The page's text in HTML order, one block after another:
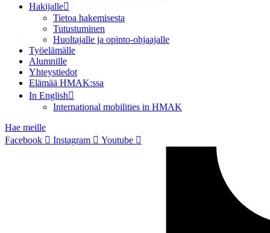
Hakijalle
Tietoa hakemisesta
Tutustuminen
Huoltajalle ja opinto-ohjaajalle
Työelämälle
Alumnille
Yhteystiedot
Elämää HMAK:ssa
In English
International mobilities in HMAK
Hae meille
Facebook
Instagram Youtube